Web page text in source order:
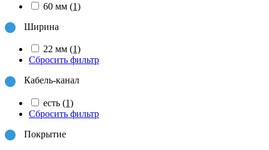
60 мм (1)
Ширина
22 мм (1)
Сбросить фильтр
Кабель-канал
есть (1)
Сбросить фильтр
Покрытие